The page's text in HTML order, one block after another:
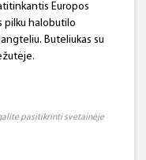
Europos
pilku halobutilo
Buteliukas su
pasitikrinti svetainėje